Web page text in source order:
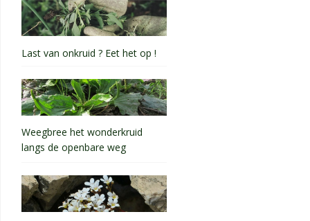
Last van onkruid ? Eet het op !
Weegbree het wonderkruid
langs de openbare weg